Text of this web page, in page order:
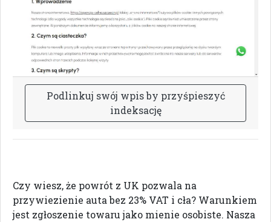
Podlinkuj swój wpisby przyśpieszyć
indeksację
Czy wiesz, że powrót z UK pozwala na
przywiezienie auta bez 23% VAT i cła? Warunkiem
jest zgłoszenie towaru jako mienie osobiste. Nasza